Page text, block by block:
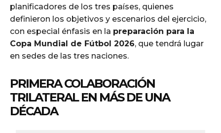
planificadores de los tres países, quienes
definieron los objetivos y escenarios del ejercicio,
con especial énfasis en la preparación para la
Copa Mundial de Fútbol 2026, que tendrá lugar
en sedes de las tres naciones.
PRIMERA COLABORACIÓN
TRILATERAL EN MÁS DE UNA
DÉCADA